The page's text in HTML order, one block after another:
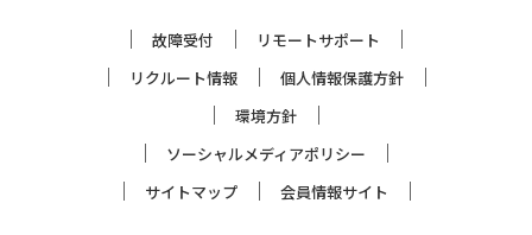
故障受付
リモートサポート
リクルート情報
個人情報保護方針
環境方針
ソーシャルメディアポリシー
サイトマップ
会員情報サイト